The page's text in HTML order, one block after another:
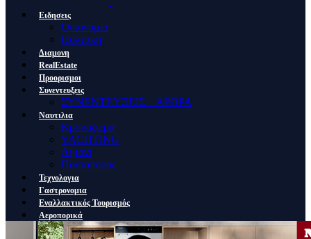
Ειδησεις
Οικονομια
Πολιτικη
Διαμονη
RealEstate
Προορισμοι
Συνεντευξεις
ΣΥΝΕΝΤΕΥΞΕΙΣ – ΑΡΘΡΑ
Ναυτιλια
Κρουαζιερα
YACHTING
Λιμανι
Ποντοπορος
Τεχνολογια
Γαστρονομια
Εναλλακτικός Τουρισμός
Αεροπορικά